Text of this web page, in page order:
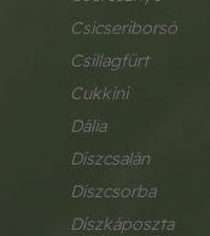
csicseriborsó
csillagfürt
cukkini
dália
díszcsalán
díszcsorba
díszkáposzta